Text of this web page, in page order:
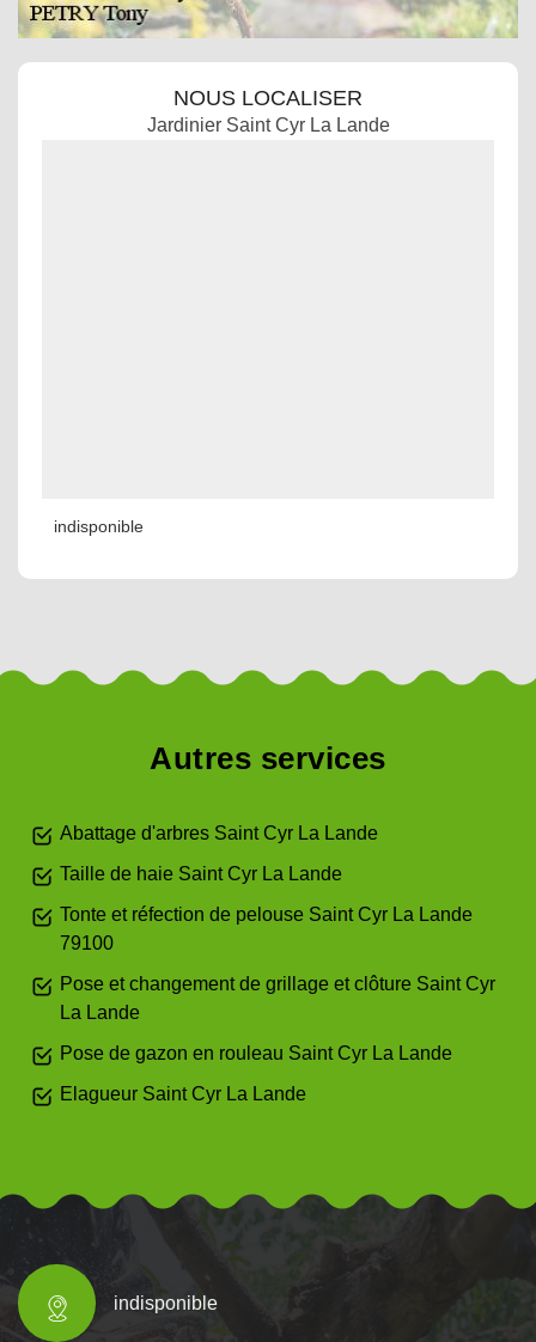
NOUS LOCALISER
Jardinier Saint Cyr La Lande
indisponible
Autres services
Abattage d'arbres Saint Cyr La Lande
Taille de haie Saint Cyr La Lande
Tonte et réfection de pelouse Saint Cyr La Lande
79100
Pose et changement de grillage et clôture Saint Cyr
La Lande
Pose de gazon en rouleau Saint Cyr La Lande
Elagueur Saint Cyr La Lande
indisponible